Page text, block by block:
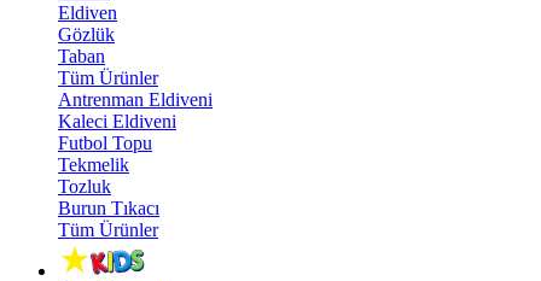
Eldiven
Gözlük
Taban
Tüm Ürünler
Antrenman Eldiveni
Kaleci Eldiveni
Futbol Topu
Tekmelik
Tozluk
Burun Tıkacı
Tüm Ürünler